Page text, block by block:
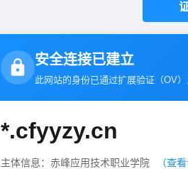
安全连接已建立
此网站的身份已通过扩展验证（OV
*.cfyyzy.cn
主体信息：赤峰应用技术职业学院
（查